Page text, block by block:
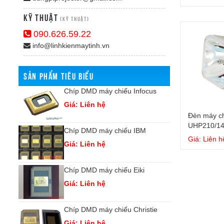
Đèn máy
UHP210/
Giá: Liên
Kỹ Thuật (Kỹ thuật)
090.626.59.22
info@linhkienmaytinh.vn
SẢN PHẨM TIÊU BIỂU
Chíp DMD máy chiếu Infocus
Giá: Liên hệ
Chíp DMD máy chiếu IBM
Giá: Liên hệ
Chíp DMD máy chiếu Eiki
Giá: Liên hệ
Chíp DMD máy chiếu Christie